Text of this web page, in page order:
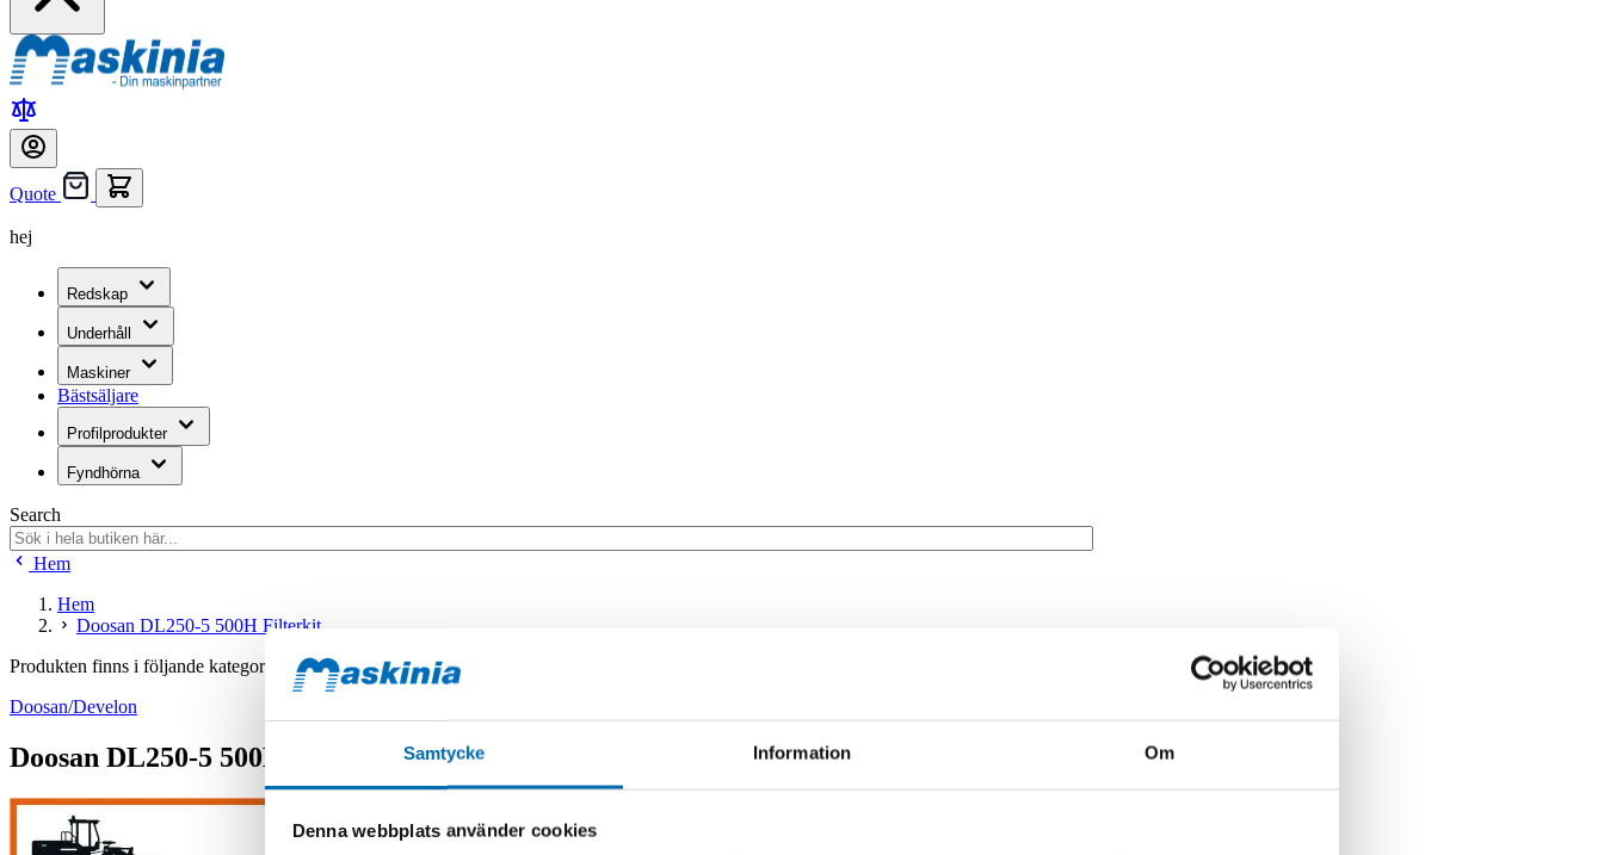
Samtycke Information Om
Denna webbplats använder cookies
Quote
hej
Redskap
Underhåll
Maskiner
Bästsäljare
Profilprodukter
Fyndhörna
Search
Hem
Hem
Doosan DL250-5 500H Filterkit
Produkten finns i följande kategorier:
Doosan/Develon
Doosan DL250-5 500H Filterkit